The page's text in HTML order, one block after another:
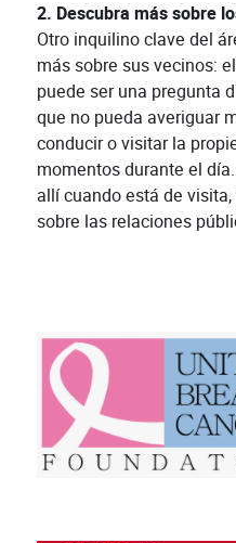
2. Descubra más sobre
Otro inquilino clave del
más sobre sus vecinos:
puede ser una pregunta
que no pueda averiguar
conducir o visitar la
momentos durante el
allí cuando está de
sobre las relaciones